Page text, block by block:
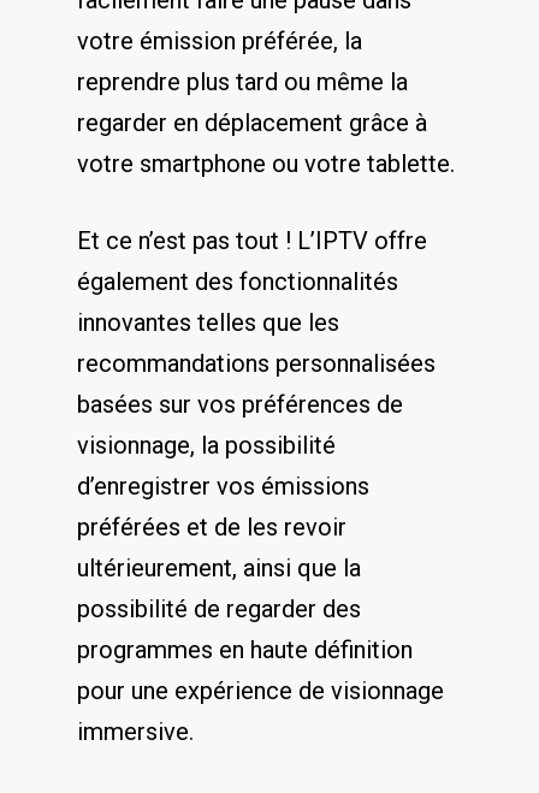
votre émission ‌préférée, la
reprendre plus tard ou même la
regarder en déplacement grâce à
votre ‍smartphone ou votre tablette.
Et ⁣ce n’est pas ⁤tout ! L’IPTV offre
également des fonctionnalités
innovantes telles que les
recommandations⁤ personnalisées
⁤basées sur vos préférences⁣ de
visionnage, la possibilité
d’enregistrer⁤ vos émissions
préférées⁣ et de les revoir
ultérieurement, ainsi⁤ que la
possibilité⁣ de ‍regarder des
programmes en haute ⁢définition
pour une expérience⁣ de visionnage
immersive.